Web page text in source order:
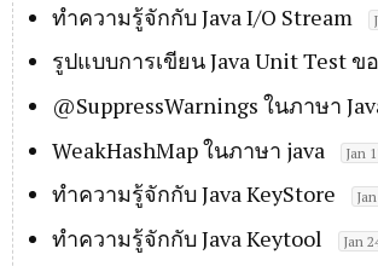
ทำความรู้จักกับ Java I/O Stream
รูปแบบการเขียน Java Unit Test ข
@SuppressWarnings ในภาษา
WeakHashMap ในภาษา java Jan
ทำความรู้จักกับ Java KeyStore
ทำความรู้จักกับ Java Keytool Jan